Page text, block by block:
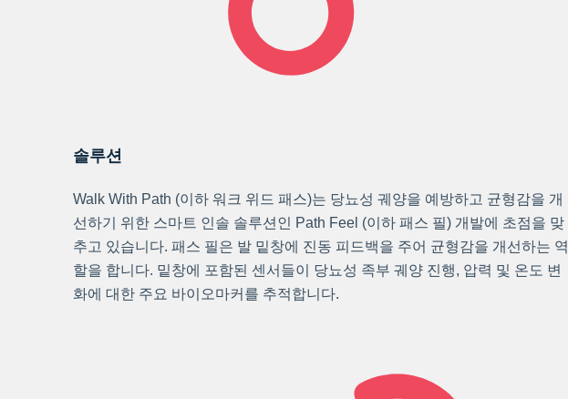
솔루션
Walk With Path (이하 워크 위드 패스)는 당뇨성 궤양을 예방하고 균형감을 개
선하기 위한 스마트 인솔 솔루션인 Path Feel (이하 패스 필) 개발에 초점을 맞
추고 있습니다. 패스 필은 발 밑창에 진동 피드백을 주어 균형감을 개선하는 역
할을 합니다. 밑창에 포함된 센서들이 당뇨성 족부 궤양 진행, 압력 및 온도 변
화에 대한 주요 바이오마커를 추적합니다.